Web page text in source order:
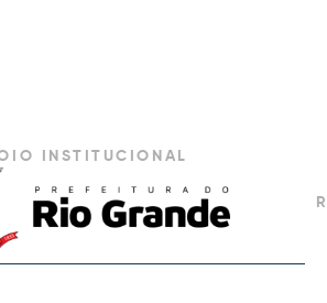
INSTITUCIONAL